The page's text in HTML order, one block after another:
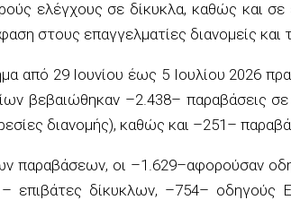
ελέγχους σε δίκυκλα, καθώς και σε
στους επαγγελματίες διανομείς
από 29 Ιουνίου έως 5 Ιουλίου 2026
βεβαιώθηκαν –2. 438– παραβάσεις
διανομής), καθώς και –251 –
παραβάσεων, οι –1. 629–αφορούσαν
– επιβάτες δίκυκλων, –754– οδηγούς